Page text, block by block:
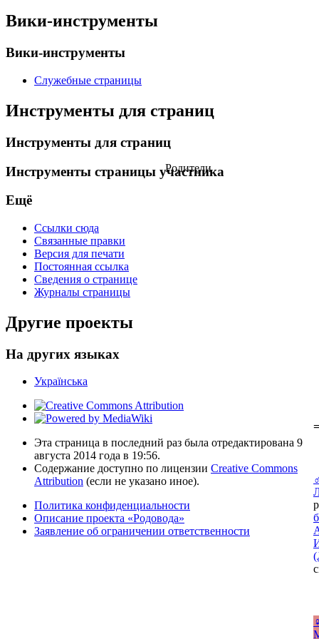
Родители
Вики-инструменты
Вики-инструменты
Служебные страницы
Инструменты для страниц
Инструменты для страниц
Инструменты страницы участника
Ещё
Ссылки сюда
Связанные правки
Версия для печати
Постоянная ссылка
Сведения о странице
Журналы страницы
Другие проекты
На других языках
Українська
Эта страница в последний раз была отредактирована 9
августа 2014 года в 19:56.
Содержание доступно по лицензии Creative Commons
Attribution (если не указано иное).
Политика конфиденциальности
Описание проекта «Родовода»
Заявление об ограничении ответственности